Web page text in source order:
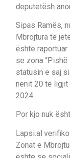
deputetësh
Sipas Ramës,
Mbrojtura të
është
se zona “Pishë
statusin e saj
nenit 20 të ligjit
2024.
Por kjo nuk
Lapsi.al
Zonat e